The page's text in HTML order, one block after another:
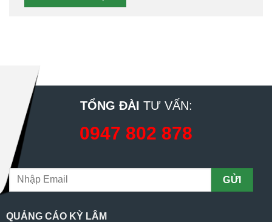
TỔNG ĐÀI TƯ VẤN:
0947 802 878
QUẢNG CÁO KỲ LÂM